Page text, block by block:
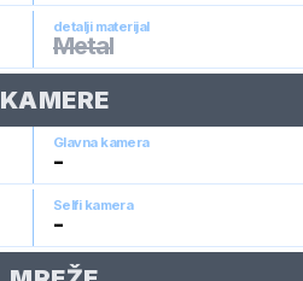
detalji materijal
Metal
KAMERE
Glavna kamera
-
Selfi kamera
-